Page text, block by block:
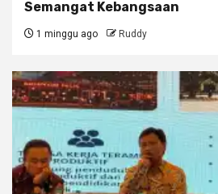
Semangat Kebangsaan
1 minggu ago Ruddy